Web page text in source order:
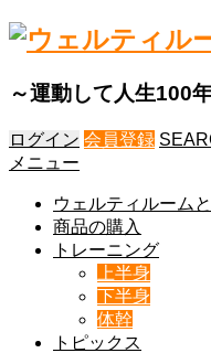
～運動して人生100
ログイン 会員登録
メニュー
ウェルティルーム
商品の購入
トレーニング
上半身
下半身
体幹
トピックス